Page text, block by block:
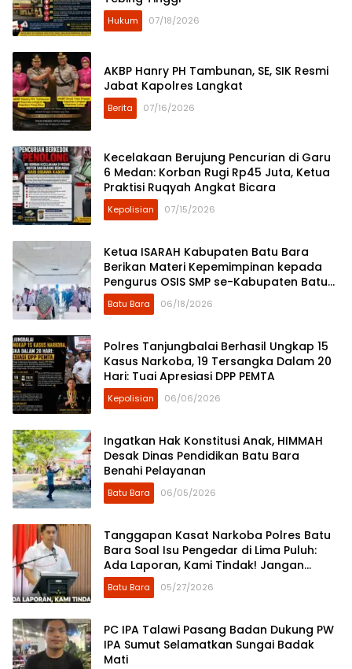
Hukum 07/18/2026
AKBP Hanry PH Tambunan, SE, SIK Resmi
Jabat Kapolres Langkat
Berita 07/16/2026
Kecelakaan Berujung Pencurian di Garu
6 Medan: Korban Rugi Rp45 Juta, Ketua
Praktisi Ruqyah Angkat Bicara
Kepolisian 07/15/2026
Ketua ISARAH Kabupaten Batu Bara
Berikan Materi Kepemimpinan kepada
Pengurus OSIS SMP se-Kabupaten Batu
Bara
Batu Bara 06/18/2026
Polres Tanjungbalai Berhasil Ungkap 15
Kasus Narkoba, 19 Tersangka Dalam 20
Hari: Tuai Apresiasi DPP PEMTA
Kepolisian 06/06/2026
Ingatkan Hak Konstitusi Anak, HIMMAH
Desak Dinas Pendidikan Batu Bara
Benahi Pelayanan
Batu Bara 06/05/2026
Tanggapan Kasat Narkoba Polres Batu
Bara Soal Isu Pengedar di Lima Puluh:
Ada Laporan, Kami Tindak! Jangan
Batu Bara 05/27/2026
PC IPA Talawi Pasang Badan Dukung PW
IPA Sumut Selamatkan Sungai Badak
Mati